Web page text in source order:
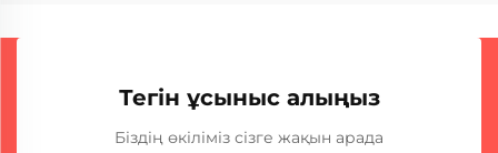
Тегін ұсыныс алыңыз
Біздің өкіліміз сізге жақын арада